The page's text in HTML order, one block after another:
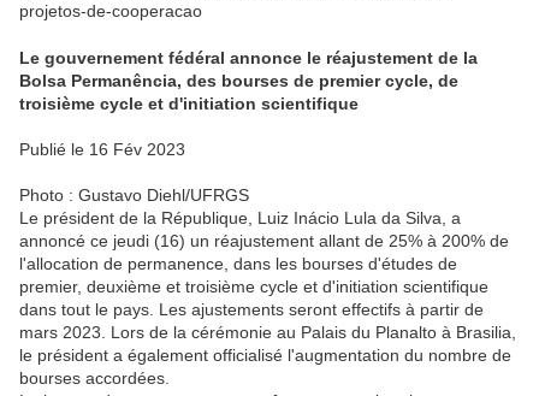
projetos-de-cooperacao
Le gouvernement fédéral annonce le réajustement de la
Bolsa Permanência, des bourses de premier cycle, de
troisième cycle et d'initiation scientifique
Publié le 16 Fév 2023
Photo : Gustavo Diehl/UFRGS
Le président de la République, Luiz Inácio Lula da Silva, a
annoncé ce jeudi (16) un réajustement allant de 25% à 200% de
l'allocation de permanence, dans les bourses d'études de
premier, deuxième et troisième cycle et d'initiation scientifique
dans tout le pays. Les ajustements seront effectifs à partir de
mars 2023. Lors de la cérémonie au Palais du Planalto à Brasilia,
le président a également officialisé l'augmentation du nombre de
bourses accordées.